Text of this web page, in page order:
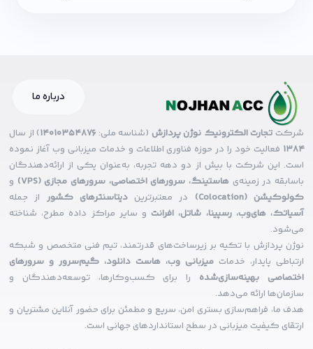
درباره ما
شرکت تجارت الکترونیک نوژن پردازش (شناسه ملی: 14010354876) از سال
۱۳۸۴ فعالیت خود را در حوزه فناوری اطلاعات و خدمات میزبانی وب آغاز نموده
است. این شرکت با بیش از دو دهه تجربه، به‌عنوان یکی از ارائه‌دهندگان
باسابقه در زمینه‌ی هاستینگ، سرورهای اختصاصی، سرورهای مجازی (VPS)
و
کولوکیشن (Colocation)
در معتبرتریندیتاسنترهای کشور از جمله
آسیاتک، های‌وب، رسپینا، شاتل، افرانت و سایر مراکز داده مطرح، شناخته
می‌شود.
نوژن پردازش با تکیه بر زیرساخت‌های قدرتمند، تیم فنی متخصص و شبکه
ارتباطی پایدار، خدمات میزبانی وب، هاست دانلود، گیم‌سرور و سرورهای
اختصاصی بهینه‌سازی‌شده را برای کسب‌وکارها، توسعه‌دهندگان و
سازمان‌ها ارائه می‌دهد.
هدف ما، فراهم‌سازی بستری امن، سریع و مطمئن برای حضور آنلاین مشتریان و
ارتقای کیفیت میزبانی در سطح استانداردهای جهانی است.